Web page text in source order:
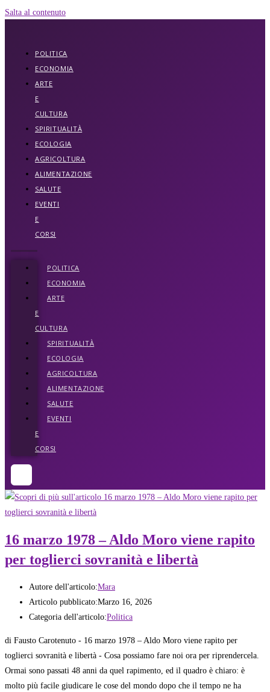
Salta al contenuto
POLITICA
ECONOMIA
ARTE
E
CULTURA
SPIRITUALITÀ
ECOLOGIA
AGRICOLTURA
ALIMENTAZIONE
SALUTE
EVENTI
E
CORSI
POLITICA
ECONOMIA
ARTE
E
CULTURA
SPIRITUALITÀ
ECOLOGIA
AGRICOLTURA
ALIMENTAZIONE
SALUTE
EVENTI
E
CORSI
16 marzo 1978 – Aldo Moro viene rapito
per toglierci sovranità e libertà
Autore dell'articolo:Mara
Articolo pubblicato:Marzo 16, 2026
Categoria dell'articolo:Politica
di Fausto Carotenuto - 16 marzo 1978 – Aldo Moro viene rapito per
toglierci sovranità e libertà - Cosa possiamo fare noi ora per riprendercela.
Ormai sono passati 48 anni da quel rapimento, ed il quadro è chiaro: è
molto più facile giudicare le cose del mondo dopo che il tempo ne ha